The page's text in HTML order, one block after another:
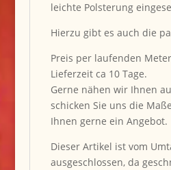
leichte Polsterung
Hierzu gibt es auch die
Preis per laufenden
Lieferzeit ca 10 Tage.
Gerne nähen wir Ihnen
schicken Sie uns die
Ihnen gerne ein Angebot.
Dieser Artikel ist vom
ausgeschlossen, da